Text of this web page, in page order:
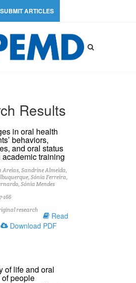
SUBMIT ARTICLES
Results
in oral health
behaviors,
and oral status
academic training
Areias, Sandrine Almeida,
Sónia Ferreira,
Sónia Mendes
166
research
Read
Download PDF
of life and oral
people